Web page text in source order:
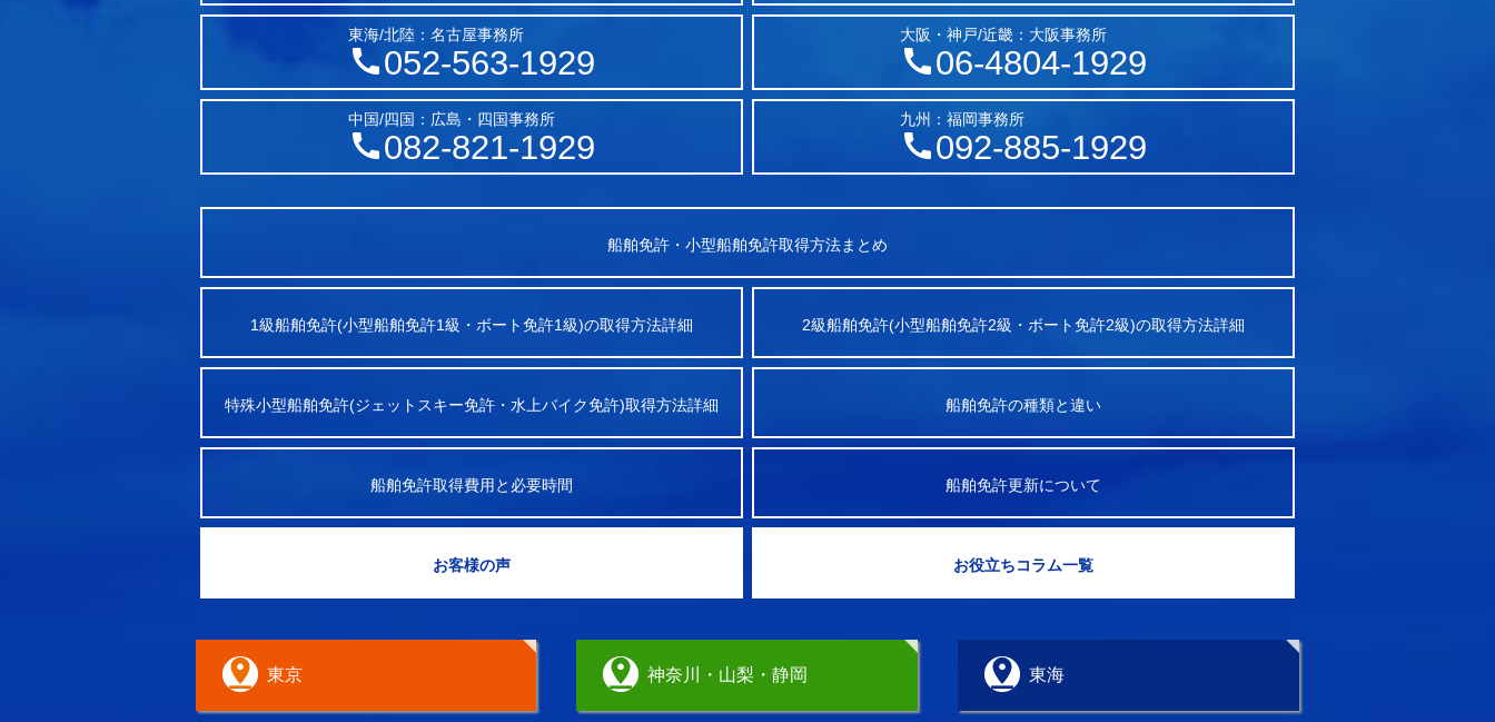
東海/北陸：名古屋事務所
052-563-1929
大阪・神戸/近畿：大阪事務所
06-4804-1929
中国/四国：広島・四国事務所
082-821-1929
九州：福岡事務所
092-885-1929
船舶免許・小型船舶免許取得方法まとめ
1級船舶免許(小型船舶免許1級・ボート免許1級)の取得方法詳細 2級船舶免許(小型船舶免許2級・ボート免許2級)の取得方法詳細
特殊小型船舶免許(ジェットスキー免許・水上バイク免許)取得方法詳細 船舶免許の種類と違い
船舶免許取得費用と必要時間 船舶免許更新について
お客様の声 お役立ちコラム一覧
東京 神奈川・山梨・静岡 東海